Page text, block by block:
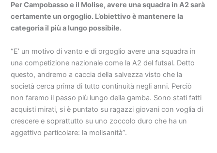
Per Campobasso e il Molise, avere una squadra in A2 sarà
certamente un orgoglio. L’obiettivo è mantenere la
categoria il più a lungo possibile.
“E’ un motivo di vanto e di orgoglio avere una squadra in
una competizione nazionale come la A2 del futsal. Detto
questo, andremo a caccia della salvezza visto che la
società cerca prima di tutto continuità negli anni. Perciò
non faremo il passo più lungo della gamba. Sono stati fatti
acquisti mirati, si è puntato su ragazzi giovani con voglia di
crescere e soprattutto su uno zoccolo duro che ha un
aggettivo particolare: la molisanità”.